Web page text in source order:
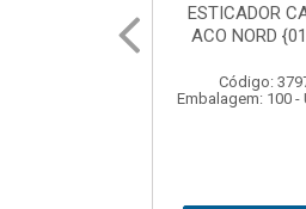
COLA PVC
17GRS
Código:
Embalagem: 48 -